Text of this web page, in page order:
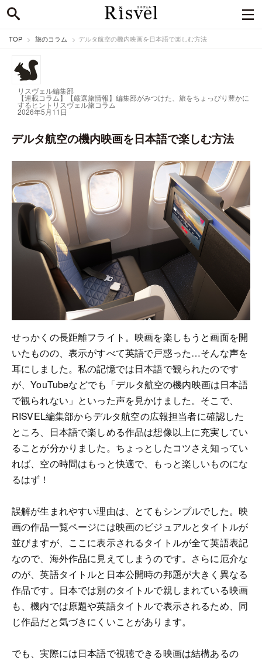
TOP 旅のコラム デルタ航空の機内映画を日本語で楽しむ方法
リスヴェル編集部
【連載コラム】【厳選旅情報】編集部がみつけた、旅をちょっぴり豊かに
するヒント リスヴェル旅コラム
2026年5月11日
デルタ航空の機内映画を日本語で楽しむ方法
せっかくの長距離フライト。映画を楽しもうと画面を開
いたものの、表示がすべて英語で戸惑った…そんな声を
耳にしました。私の記憶では日本語で観られたのです
が、YouTubeなどでも「デルタ航空の機内映画は日本語
で観られない」といった声を見かけました。そこで、
RISVEL編集部からデルタ航空の広報担当者に確認した
ところ、日本語で楽しめる作品は想像以上に充実してい
ることが分かりました。ちょっとしたコツさえ知ってい
れば、空の時間はもっと快適で、もっと楽しいものにな
るはず！
誤解が生まれやすい理由は、とてもシンプルでした。映
画の作品一覧ページには映画のビジュアルとタイトルが
並びますが、ここに表示されるタイトルが全て英語表記
なので、海外作品に見えてしまうのです。さらに厄介な
のが、英語タイトルと日本公開時の邦題が大きく異なる
作品です。日本では別のタイトルで親しまれている映画
も、機内では原題や英語タイトルで表示されるため、同
じ作品だと気づきにくいことがあります。
でも、実際には日本語で視聴できる映画は結構あるの